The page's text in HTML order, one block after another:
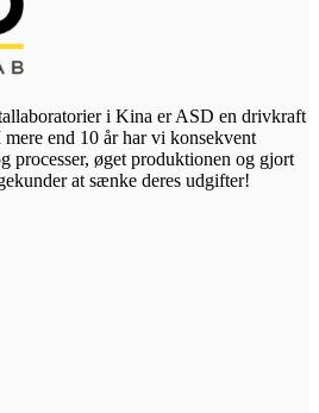
i Kina er ASD en drivkraft
end 10 år har vi konsekvent
processer, øget produktionen og gjort
at sænke deres udgifter!